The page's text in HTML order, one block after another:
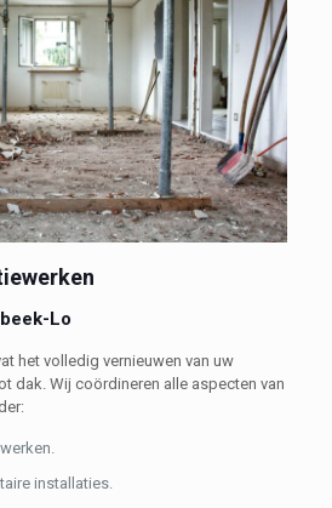
Lo
het volledig vernieuwen van uw
dak. Wij coördineren alle aspecten van
installaties.